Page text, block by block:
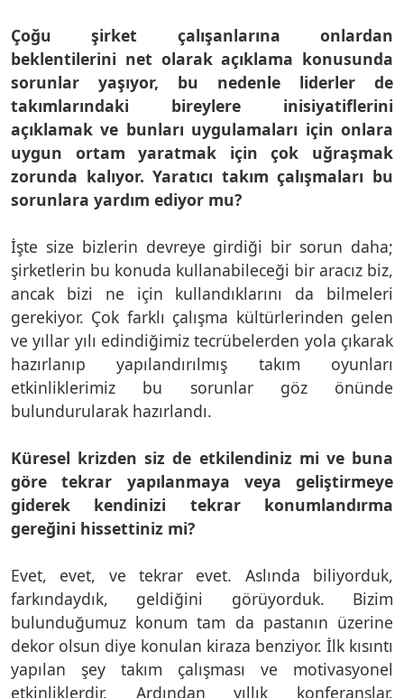
Çoğu şirket çalışanlarına onlardan
beklentilerini net olarak açıklama konusunda
sorunlar yaşıyor, bu nedenle liderler de
takımlarındaki bireylere inisiyatiflerini
açıklamak ve bunları uygulamaları için onlara
uygun ortam yaratmak için çok uğraşmak
zorunda kalıyor. Yaratıcı takım çalışmaları bu
sorunlara yardım ediyor mu?
İşte size bizlerin devreye girdiği bir sorun daha;
şirketlerin bu konuda kullanabileceği bir aracız biz,
ancak bizi ne için kullandıklarını da bilmeleri
gerekiyor. Çok farklı çalışma kültürlerinden gelen
ve yıllar yılı edindiğimiz tecrübelerden yola çıkarak
hazırlanıp yapılandırılmış takım oyunları
etkinliklerimiz bu sorunlar göz önünde
bulundurularak hazırlandı.
Küresel krizden siz de etkilendiniz mi ve buna
göre tekrar yapılanmaya veya geliştirmeye
giderek kendinizi tekrar konumlandırma
gereğini hissettiniz mi?
Evet, evet, ve tekrar evet. Aslında biliyorduk,
farkındaydık, geldiğini görüyorduk. Bizim
bulunduğumuz konum tam da pastanın üzerine
dekor olsun diye konulan kiraza benziyor. İlk kısıntı
yapılan şey takım çalışması ve motivasyonel
etkinliklerdir. Ardından yıllık konferanslar,